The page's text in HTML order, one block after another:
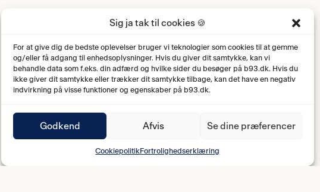
Sig ja tak til cookies 🍪
For at give dig de bedste oplevelser bruger vi teknologier som cookies til at gemme
og/eller få adgang til enhedsoplysninger. Hvis du giver dit samtykke, kan vi
behandle data som f.eks. din adfærd og hvilke sider du besøger på b93.dk. Hvis du
ikke giver dit samtykke eller trækker dit samtykke tilbage, kan det have en negativ
indvirkning på visse funktioner og egenskaber på b93.dk.
Godkend Afvis Se dine præferencer
CookiepolitikFortrolighedserklæring